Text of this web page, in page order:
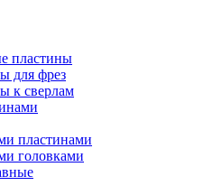
пластины
для фрез
к сверлам
пластинами
головками